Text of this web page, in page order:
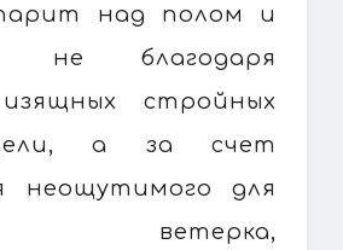
над полом и
не благодаря
стройных
а за счет
неощутимого для
ветерка,